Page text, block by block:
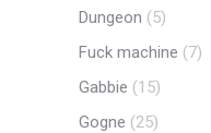
Dungeon (5)
Fuck machine (7)
Gabbie (15)
Gogne (25)